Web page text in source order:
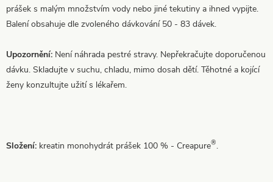
prášek s malým množstvím vody nebo jiné tekutiny a ihned vypijte.
Balení obsahuje dle zvoleného dávkování 50 - 83 dávek.
Upozornění: Není náhrada pestré stravy. Nepřekračujte doporučenou
dávku. Skladujte v suchu, chladu, mimo dosah dětí. Těhotné a kojící
ženy konzultujte užití s lékařem.
Složení: kreatin monohydrát prášek 100 % - Creapure®.